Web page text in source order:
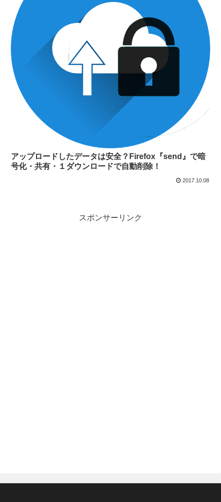
アップロードしたデータは安全？Firefox『send』で暗
号化・共有・１ダウンロードで自動削除！
2017.10.08
スポンサーリンク